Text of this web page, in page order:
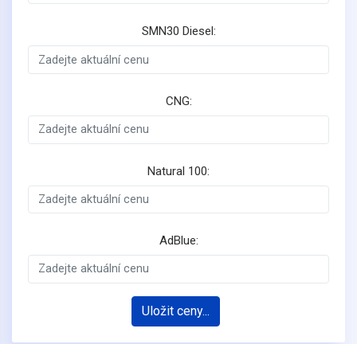
SMN30 Diesel:
CNG:
Natural 100:
AdBlue:
Uložit ceny...